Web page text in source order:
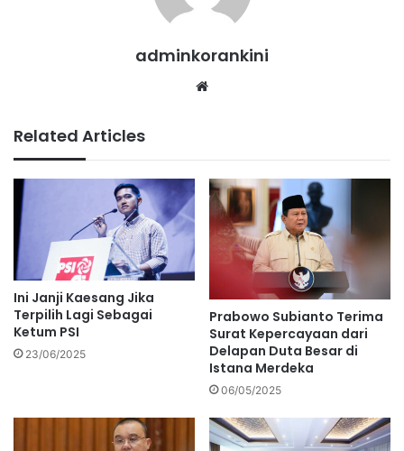
adminkorankini
Related Articles
Ini Janji Kaesang Jika
Terpilih Lagi Sebagai
Ketum PSI
23/06/2025
Prabowo Subianto Terima
Surat Kepercayaan dari
Delapan Duta Besar di
Istana Merdeka
06/05/2025